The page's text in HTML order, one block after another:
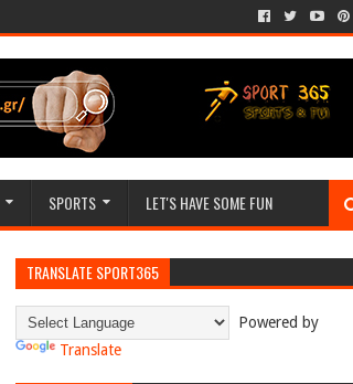
SPORTS LET'S HAVE SOME FUN
TRANSLATE SPORT365
Powered by
Translate